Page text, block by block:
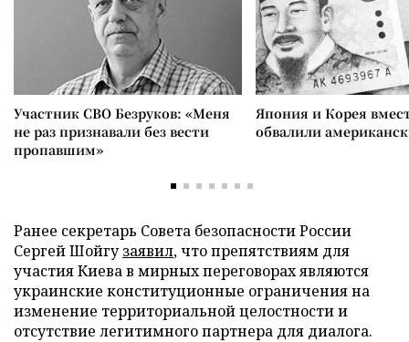
Участник СВО Безруков: «Меня
не раз признавали без вести
пропавшим»
Япония и Корея
обвалили
Ранее секретарь Совета безопасности России
Сергей Шойгузаявил, что препятствиям для
участия Киева в мирных переговорах являются
украинские конституционные ограничения на
изменение территориальной целостности и
отсутствие легитимного партнера для диалога.